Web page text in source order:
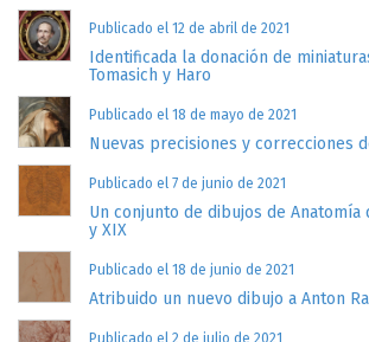
Publicado el 12 de abril de 2021
Identificada la donación de
Tomasich y Haro
Publicado el 18 de mayo de 2021
Nuevas precisiones y correcciones
Publicado el 7 de junio de 2021
Un conjunto de dibujos de Anatomía
y XIX
Publicado el 18 de junio de 2021
Atribuido un nuevo dibujo a Anton
Publicado el 2 de julio de 2021